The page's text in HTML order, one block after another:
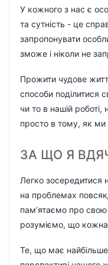
У кожного з нас є
та сутність - це
запропонувати
зможе і ніколи не
Прожити чудове
способи поділитися
чи то в нашій
просто в тому, як
ЗА ЩО Я
Легко зосередитися
на проблемах
пам’ятаємо про
розуміємо, що
Те, що має найбільше